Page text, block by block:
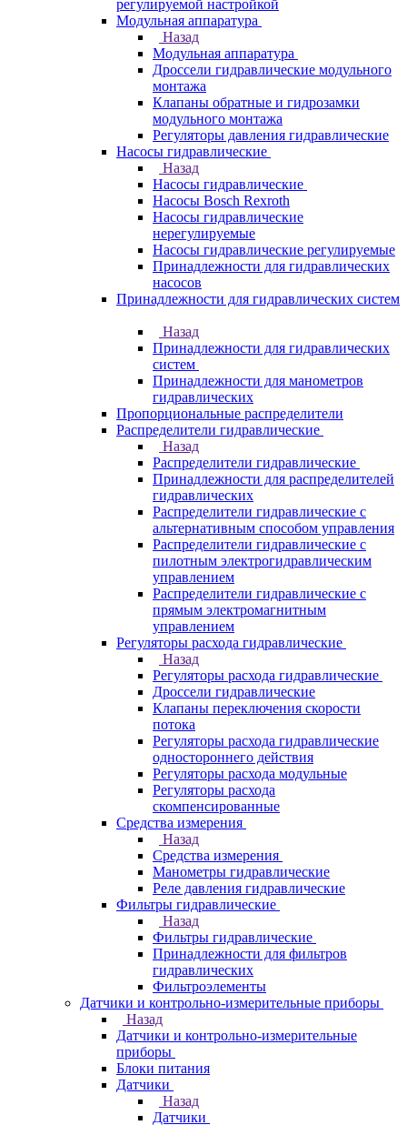
регулируемой настройкой
Модульная аппаратура
Назад
Модульная аппаратура
Дроссели гидравлические модульного
монтажа
Клапаны обратные и гидрозамки
модульного монтажа
Регуляторы давления гидравлические
Насосы гидравлические
Назад
Насосы гидравлические
Насосы Bosch Rexroth
Насосы гидравлические
нерегулируемые
Насосы гидравлические регулируемые
Принадлежности для гидравлических
насосов
Принадлежности для гидравлических систем
Назад
Принадлежности для гидравлических
систем
Принадлежности для манометров
гидравлических
Пропорциональные распределители
Распределители гидравлические
Назад
Распределители гидравлические
Принадлежности для распределителей
гидравлических
Распределители гидравлические с
альтернативным способом управления
Распределители гидравлические с
пилотным электрогидравлическим
управлением
Распределители гидравлические с
прямым электромагнитным
управлением
Регуляторы расхода гидравлические
Назад
Регуляторы расхода гидравлические
Дроссели гидравлические
Клапаны переключения скорости
потока
Регуляторы расхода гидравлические
одностороннего действия
Регуляторы расхода модульные
Регуляторы расхода
скомпенсированные
Средства измерения
Назад
Средства измерения
Манометры гидравлические
Реле давления гидравлические
Фильтры гидравлические
Назад
Фильтры гидравлические
Принадлежности для фильтров
гидравлических
Фильтроэлементы
Датчики и контрольно-измерительные приборы
Назад
Датчики и контрольно-измерительные
приборы
Блоки питания
Датчики
Назад
Датчики